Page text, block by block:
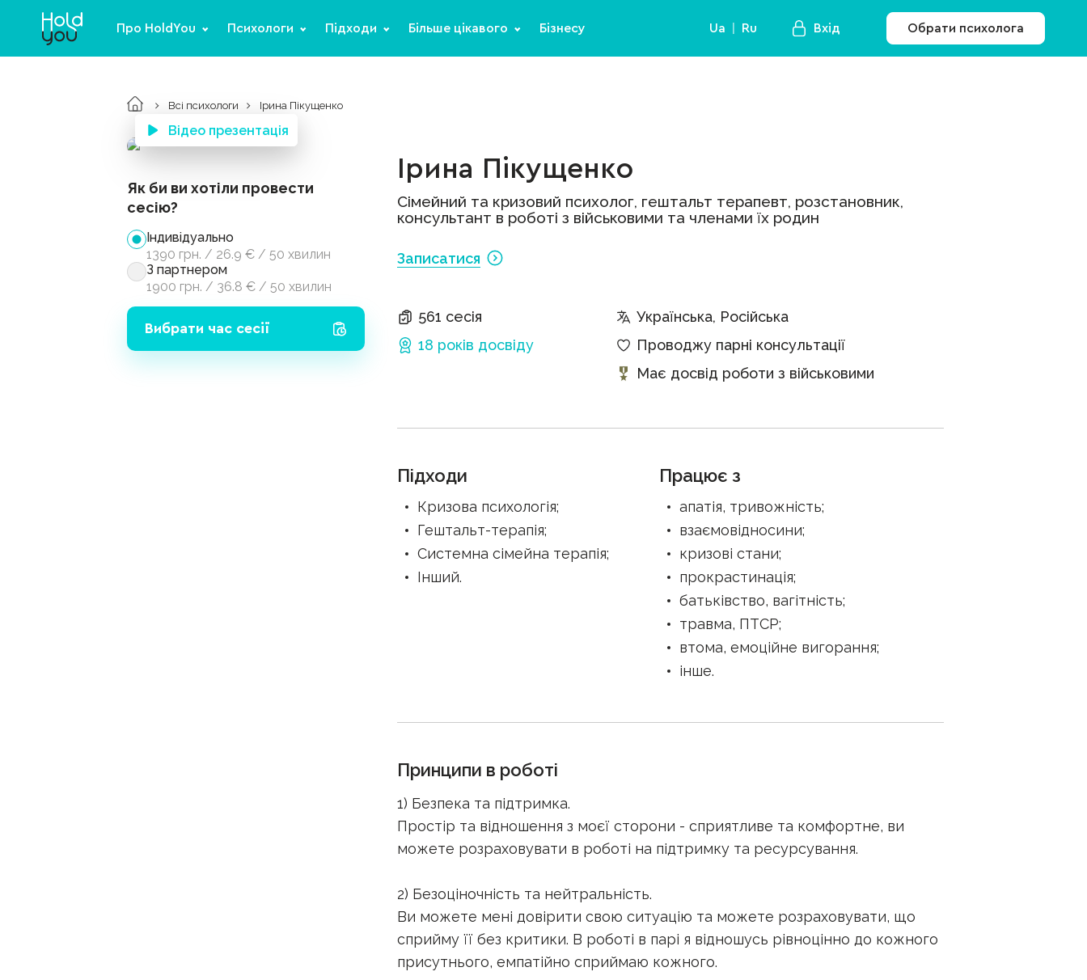
Про HoldYou Психологи Підходи Більше цікавого Бізнесу Ua Ru Вхід Обрати психолога
Всі психологи Ірина Пікущенко
Відео презентація
Як би ви хотіли провести
сесію?
Індивідуально
1390 грн. / 26.9 € / 50 хвилин
З партнером
1900 грн. / 36.8 € / 50 хвилин
Вибрати час сесії
Ірина Пікущенко
Сімейний та кризовий психолог, гештальт терапевт, розстановник,
консультант в роботі з військовими та членами їх родин
Записатися
561 сесія
18 років досвіду
Українська, Російська
Проводжу парні консультації
Має досвід роботи з військовими
Підходи
Кризова психологія;
Гештальт-терапія;
Системна сімейна терапія;
Інший.
Працює з
апатія, тривожність;
взаємовідносини;
кризові стани;
прокрастинація;
батьківство, вагітність;
травма, ПТСР;
втома, емоційне вигорання;
інше.
Принципи в роботі
1) Безпека та підтримка.
Простір та відношення з моєї сторони - сприятливе та комфортне, ви
можете розраховувати в роботі на підтримку та ресурсування.
2) Безоціночність та нейтральність.
Ви можете мені довірити свою ситуацію та можете розраховувати, що
сприйму її без критики. В роботі в парі я відношусь рівноцінно до кожного
присутнього, емпатійно сприймаю кожного.